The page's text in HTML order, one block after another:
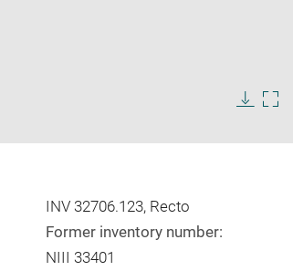
INV 32706.123, Recto
Former inventory number:
NIII 33401